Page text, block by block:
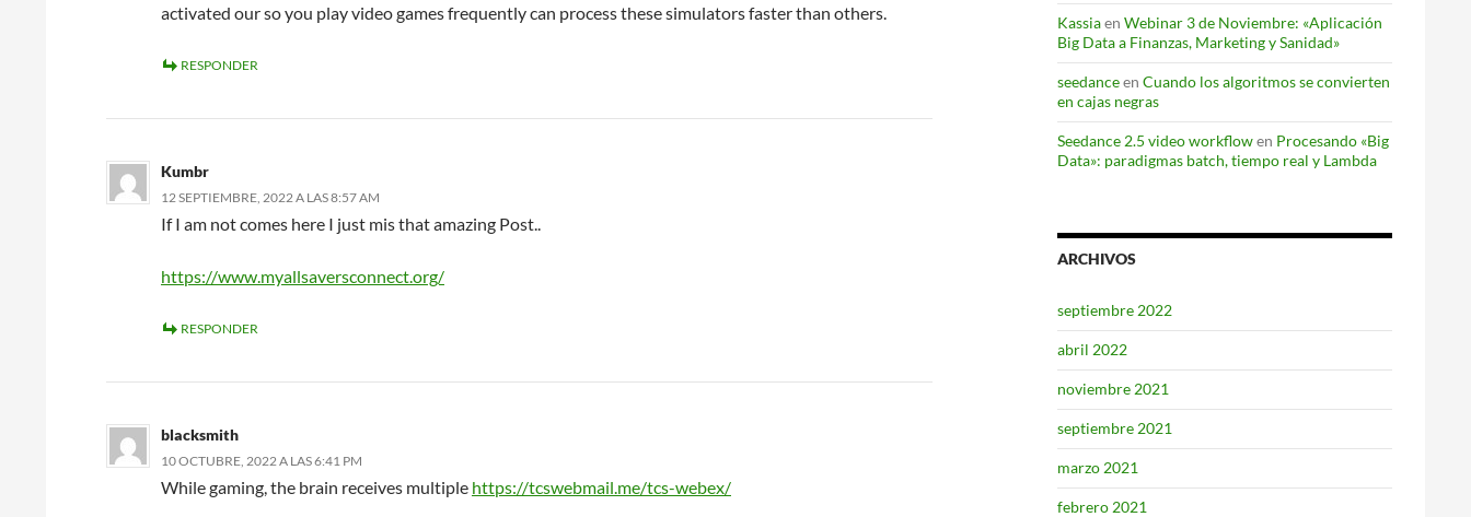
activated our so you play video games frequently can process these simulators faster than others.
RESPONDER
Kumbr
12 SEPTIEMBRE, 2022 A LAS 8:57 AM
If I am not comes here I just mis that amazing Post..
https://www.myallsaversconnect.org/
RESPONDER
blacksmith
10 OCTUBRE, 2022 A LAS 6:41 PM
While gaming, the brain receives multiple https://tcswebmail.me/tcs-webex/
Kassiaen Webinar 3 de Noviembre: «Aplicación
Big Data a Finanzas, Marketing y Sanidad»
seedanceen Cuando los algoritmos se convierten
en cajas negras
Seedance 2.5 video workflowen Procesando «Big
Data»: paradigmas batch, tiempo real y Lambda
ARCHIVOS
septiembre 2022
abril 2022
noviembre 2021
septiembre 2021
marzo 2021
febrero 2021